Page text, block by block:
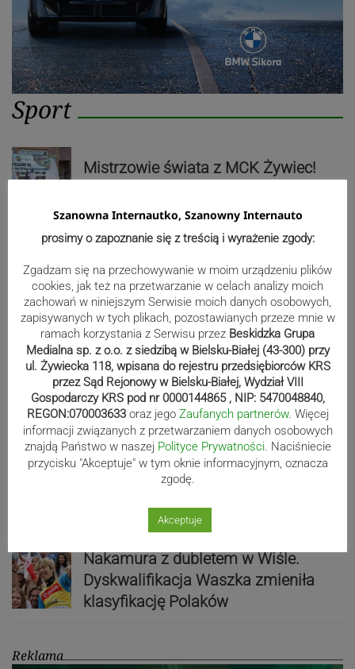
Sport
Mistrzowie świata z MCK Żywiec!
punkty. Liderzy mistrzostw
wystartują w Rajdzie Rzeszowskim
80-lecie Soły Kobiernice. Będzie się
działo! SZCZEGÓŁOWY PROGRAM
Kaniów stolicą europejskiego kajak
polo. Kilkadziesiąt drużyn z całej
Nakamura z dubletem w Wiśle.
Dyskwalifikacja Waszka zmieniła
klasyfikację Polaków
Reklama
Szanowna Internautko, Szanowny Internauto
prosimy o zapoznanie się z treścią i wyrażenie zgody:
Zgadzam się na przechowywanie w moim urządzeniu plików
cookies, jak też na przetwarzanie w celach analizy moich
zachowań w niniejszym Serwisie moich danych osobowych,
zapisywanych w tych plikach, pozostawianych przeze mnie w
ramach korzystania z Serwisu przez Beskidzka Grupa
Medialna sp. z o.o. z siedzibą w Bielsku-Białej (43-300) przy
ul. Żywiecka 118, wpisana do rejestru przedsiębiorców KRS
przez Sąd Rejonowy w Bielsku-Białej, Wydział VIII
Gospodarczy KRS pod nr 0000144865 , NIP: 5470048840,
REGON:070003633 oraz jego Zaufanych partnerów. Więcej
informacji związanych z przetwarzaniem danych osobowych
znajdą Państwo w naszej Polityce Prywatności. Naciśniecie
przycisku "Akceptuje" w tym oknie informacyjnym, oznacza
zgodę.
Akceptuje